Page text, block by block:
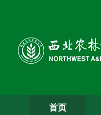
首页